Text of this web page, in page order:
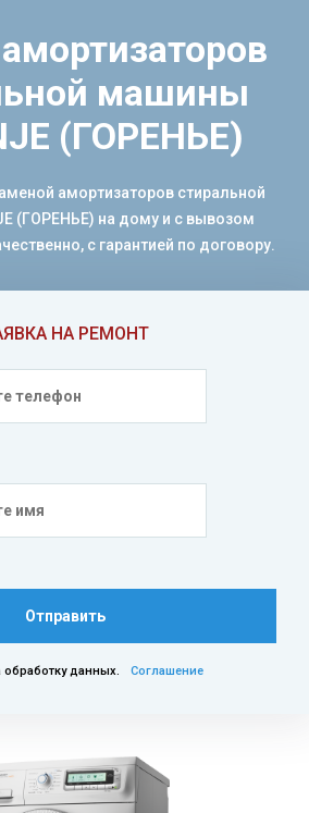
НА РЕМОНТ
Отправить
обработку данных. Соглашение
машины
(ГОРЕНЬЕ)
амортизаторов стиральной
(ГОРЕНЬЕ) на дому и с вывозом
с гарантией по договору.